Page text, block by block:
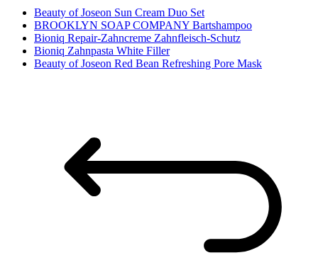
Beauty of Joseon Sun Cream Duo Set
BROOKLYN SOAP COMPANY Bartshampoo
Bioniq Repair-Zahncreme Zahnfleisch-Schutz
Bioniq Zahnpasta White Filler
Beauty of Joseon Red Bean Refreshing Pore Mask